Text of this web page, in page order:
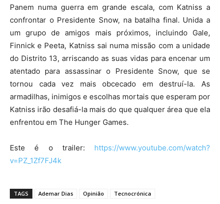
Panem numa guerra em grande escala, com Katniss a
confrontar o Presidente Snow, na batalha final. Unida a
um grupo de amigos mais próximos, incluindo Gale,
Finnick e Peeta, Katniss sai numa missão com a unidade
do Distrito 13, arriscando as suas vidas para encenar um
atentado para assassinar o Presidente Snow, que se
tornou cada vez mais obcecado em destruí-la. As
armadilhas, inimigos e escolhas mortais que esperam por
Katniss irão desafiá-la mais do que qualquer área que ela
enfrentou em The Hunger Games.
Este é o trailer: https://www.youtube.com/watch?
v=PZ_1Zf7FJ4k
TAGS Ademar Dias Opinião Tecnocrónica